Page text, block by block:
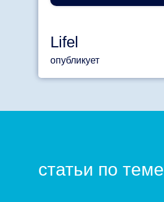
Lifel
опубликует
статьи по теме